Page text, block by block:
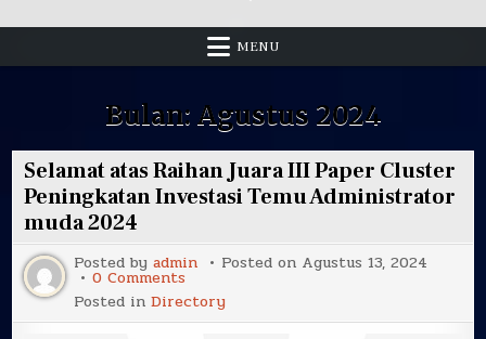
MENU
Bulan: Agustus 2024
Selamat atas Raihan Juara III Paper Cluster
Peningkatan Investasi Temu Administrator
muda 2024
Posted byadmin Posted on Agustus 13, 2024
0 Comments
Selamat
atas
Raihan
Posted inDirectory